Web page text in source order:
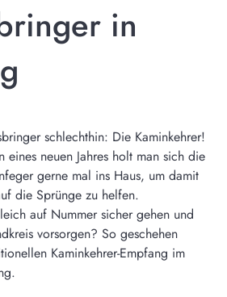
in
schlechthin: Die Kaminkehrer!
eines neuen Jahres holt man sich die
gerne mal ins Haus, um damit
die Sprünge zu helfen.
auf Nummer sicher gehen und
vorsorgen? So geschehen
Kaminkehrer-Empfang im